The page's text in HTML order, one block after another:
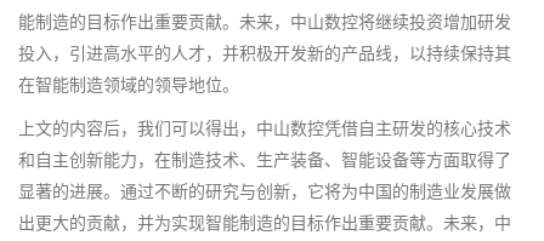
能制造的目标作出重要贡献。未来，中山数控将继续投资增加研发
投入，引进高水平的人才，并积极开发新的产品线，以持续保持其
在智能制造领域的领导地位。
上文的内容后，我们可以得出，中山数控凭借自主研发的核心技术
和自主创新能力，在制造技术、生产装备、智能设备等方面取得了
显著的进展。通过不断的研究与创新，它将为中国的制造业发展做
出更大的贡献，并为实现智能制造的目标作出重要贡献。未来，中